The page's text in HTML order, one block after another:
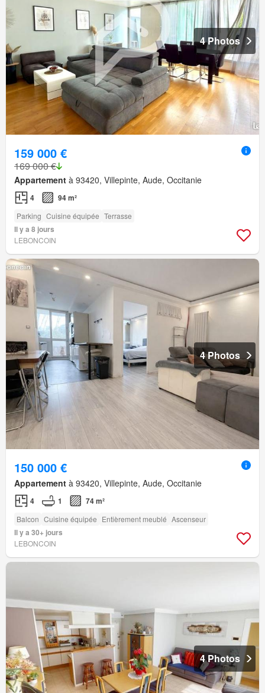
4 Photos
159 000 €
169 000 €
Appartement à 93420, Villepinte, Aude, Occitanie
4 94 m²
Parking Cuisine équipée Terrasse
Il y a 8 jours
LEBONCOIN
4 Photos
150 000 €
Appartement à 93420, Villepinte, Aude, Occitanie
4 1 74 m²
Balcon Cuisine équipée Entièrement meublé Ascenseur
Il y a 30+ jours
LEBONCOIN
4 Photos